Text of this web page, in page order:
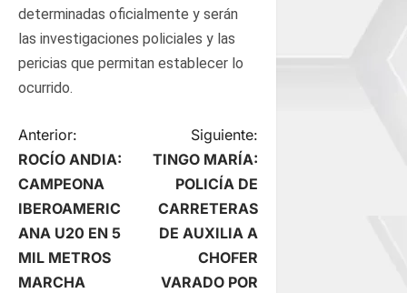
determinadas oficialmente y serán
las investigaciones policiales y las
pericias que permitan establecer lo
ocurrido.
N
a
v
e
Anterior:
ROCÍO ANDIA:
CAMPEONA
IBEROAMERIC
ANA U20 EN 5
MIL METROS
MARCHA
Siguiente:
TINGO MARÍA:
POLICÍA DE
CARRETERAS
DE AUXILIA A
CHOFER
VARADO POR